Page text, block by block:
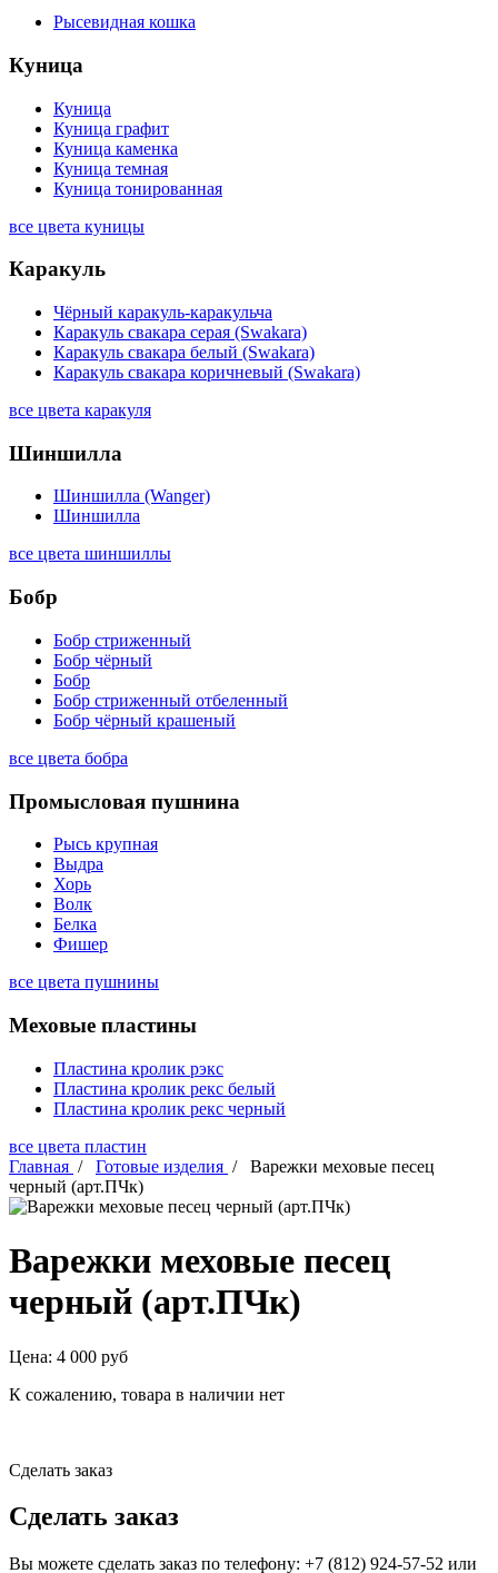
Рысевидная кошка
Куница
Куница
Куница графит
Куница каменка
Куница темная
Куница тонированная
все цвета куницы
Каракуль
Чёрный каракуль-каракульча
Каракуль свакара серая (Swakara)
Каракуль свакара белый (Swakara)
Каракуль свакара коричневый (Swakara)
все цвета каракуля
Шиншилла
Шиншилла (Wanger)
Шиншилла
все цвета шиншиллы
Бобр
Бобр стриженный
Бобр чёрный
Бобр
Бобр стриженный отбеленный
Бобр чёрный крашеный
все цвета бобра
Промысловая пушнина
Рысь крупная
Выдра
Хорь
Волк
Белка
Фишер
все цвета пушнины
Меховые пластины
Пластина кролик рэкс
Пластина кролик рекс белый
Пластина кролик рекс черный
все цвета пластин
Главная / Готовые изделия / Варежки меховые песец
черный (арт.ПЧк)
Варежки меховые песец
черный (арт.ПЧк)
Цена: 4 000 руб
К сожалению, товара в наличии нет
Сделать заказ
Сделать заказ
Вы можете сделать заказ по телефону: +7 (812) 924-57-52 или